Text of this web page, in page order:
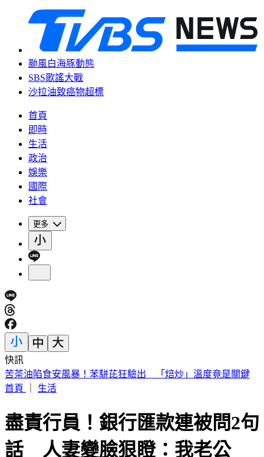
颱風白海豚動態
SBS歌謠大戰
沙拉油致癌物超標
首頁
即時
生活
政治
娛樂
國際
社會
更多
快訊
《夏日活動》航海王首度降臨花蓮鯉魚潭FUN暑假活動
首頁
生活
盡責行員！銀行匯款連被問2句
話 人妻變臉狠瞪：我老公